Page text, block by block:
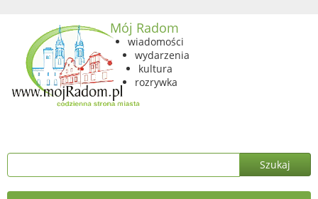
Mój Radom
wiadomości
wydarzenia
kultura
rozrywka